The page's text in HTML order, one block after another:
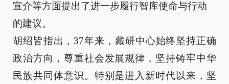
宣介等方面提出了进一步履行智库使命与行动
的建议。
胡绍皆指出，37年来，藏研中心始终坚持正确
政治方向，尊重社会发展规律，坚持铸牢中华
民族共同体意识。特别是进入新时代以来，坚